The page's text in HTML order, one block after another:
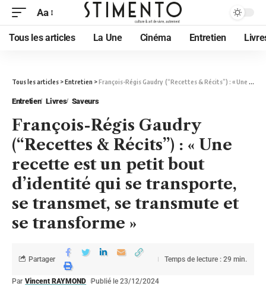
Aa
Tous les articles La Une Cinéma Entretien
Tous les articles >Entretien >François-Régis Gaudry (“Recettes & Récits”) : « Une recette est un petit bout d’identité qui se transporte, se transmet, se transmute et se transforme »
Entretien Livres Saveurs
François-Régis Gaudry
(“Recettes & Récits”) : « Une
recette est un petit bout
d’identité qui se transporte,
se transmet, se transmute et
se transforme »
Par Vincent RAYMOND Publié le 23/12/2024
Partager Temps de lecture : 29 min.